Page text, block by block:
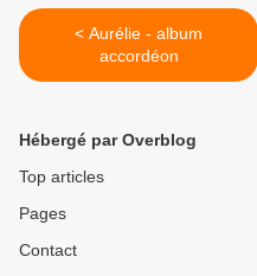
< Aurélie - album
accordéon
Hébergé par Overblog
Top articles
Pages
Contact